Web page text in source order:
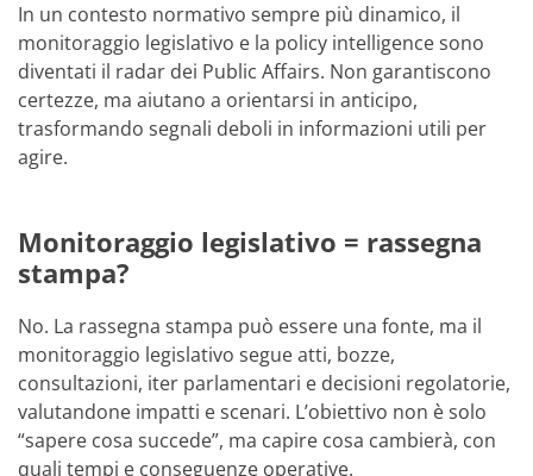
In un contesto normativo sempre più dinamico, il
monitoraggio legislativo e la policy intelligence sono
diventati il radar dei Public Affairs. Non garantiscono
certezze, ma aiutano a orientarsi in anticipo,
trasformando segnali deboli in informazioni utili per
agire.
Monitoraggio legislativo = rassegna
stampa?
No. La rassegna stampa può essere una fonte, ma il
monitoraggio legislativo segue atti, bozze,
consultazioni, iter parlamentari e decisioni regolatorie,
valutandone impatti e scenari. L’obiettivo non è solo
“sapere cosa succede”, ma capire cosa cambierà, con
quali tempi e conseguenze operative.